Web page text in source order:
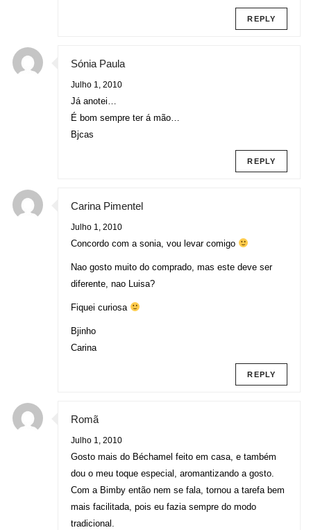
REPLY
Sónia Paula
Julho 1, 2010
Já anotei…
É bom sempre ter á mão…
Bjcas
REPLY
Carina Pimentel
Julho 1, 2010
Concordo com a sonia, vou levar comigo
Nao gosto muito do comprado, mas este deve ser
diferente, nao Luisa?
Fiquei curiosa
Bjinho
Carina
REPLY
Romã
Julho 1, 2010
Gosto mais do Béchamel feito em casa, e também
dou o meu toque especial, aromantizando a gosto.
Com a Bimby então nem se fala, tornou a tarefa bem
mais facilitada, pois eu fazia sempre do modo
tradicional.